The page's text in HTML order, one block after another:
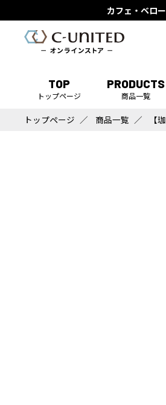
カフェ・ベロ
TOP
トップページ
PRODUCTS
商品一覧
トップページ 商品一覧 【